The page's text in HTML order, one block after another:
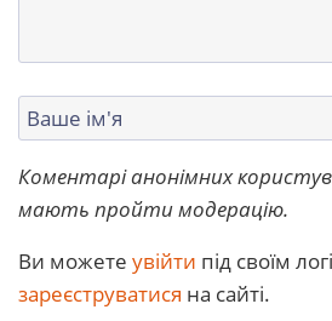
Коментарі анонімних
мають пройти модерацію.
Ви можете увійти під своїм
зареєструватися на сайті.